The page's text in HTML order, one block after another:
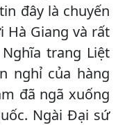
đây là chuyến
Hà Giang và rất
trang Liệt
nghỉ của hàng
đã ngã xuống
Ngài Đại sứ